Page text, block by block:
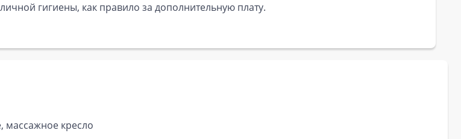
гигиены, как правило за дополнительную плату.
массажное кресло